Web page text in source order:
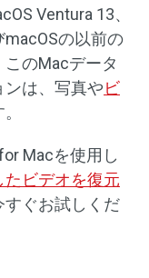
Ventura 13、
の以前の
のMacデータ
は、写真やビ
Macを使用し
たビデオを復元
ぐお試しくだ